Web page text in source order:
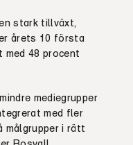
stark tillväxt,
årets 10 första
med 48 procent
mediegrupper
med fler
målgrupper i rätt